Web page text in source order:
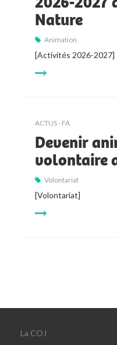
Nature
Animation
[Activités 2026-2027]
ACTUS - FA
Devenir
volontaire
Volontariat
[Volontariat]
La COJ